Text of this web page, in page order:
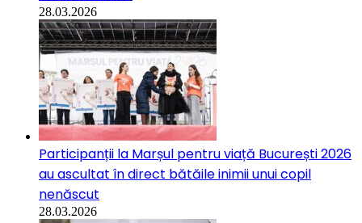
28.03.2026
Participanții la Marșul pentru viață București 2026
au ascultat în direct bătăile inimii unui copil
nenăscut
28.03.2026